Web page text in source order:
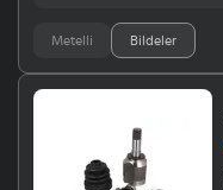
Metelli Bildeler